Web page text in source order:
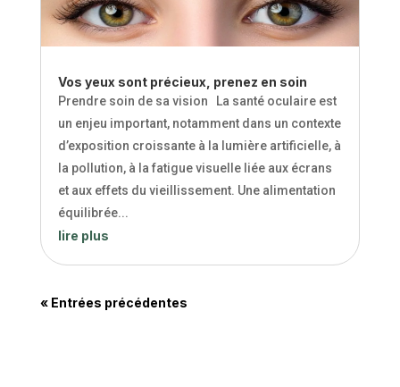
Vos yeux sont précieux, prenez en soin
Prendre soin de sa vision La santé oculaire est
un enjeu important, notamment dans un contexte
d’exposition croissante à la lumière artificielle, à
la pollution, à la fatigue visuelle liée aux écrans
et aux effets du vieillissement. Une alimentation
équilibrée...
lire plus
« Entrées précédentes